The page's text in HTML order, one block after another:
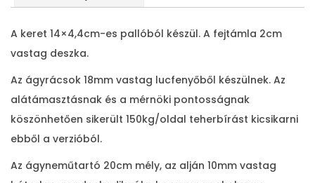
m
e
y
i
s
é
g
A keret 14×4,4cm-es pallóból készül. A fejtámla 2cm
vastag deszka.
Az ágyrácsok 18mm vastag lucfenyőből készülnek. Az
alátámasztásnak és a mérnöki pontosságnak
köszönhetően sikerült 150kg/oldal teherbírást kicsikarni
ebből a verzióból.
Az ágyneműtartó 20cm mély, az alján 10mm vastag